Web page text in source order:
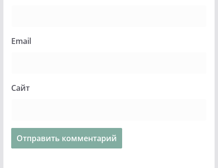
Email
Сайт